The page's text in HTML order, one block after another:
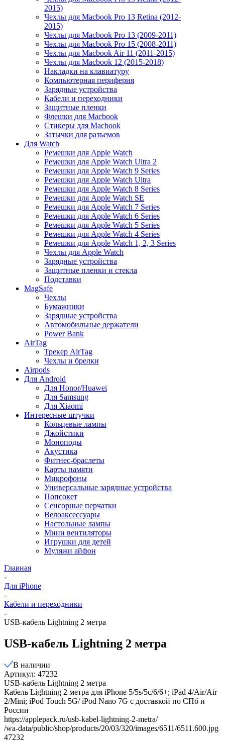
2015)
Чехлы для Macbook Pro 13 Retina (2012-
2015)
Чехлы для Macbook Pro 13 (2009-2011)
Чехлы для Macbook Pro 15 (2008-2011)
Чехлы для Macbook Air 11 (2011-2015)
Чехлы для Macbook 12 (2015-2018)
Накладки на клавиатуру
Компьютерная периферия
Зарядные устройства
Кабели и переходники
Защитные пленки
Флешки для Macbook
Стикеры для Macbook
Затычки для разъемов
Для Watch
Ремешки для Apple Watch
Ремешки для Apple Watch Ultra 2
Ремешки для Apple Watch 9 Series
Ремешки для Apple Watch Ultra
Ремешки для Apple Watch 8 Series
Ремешки для Apple Watch SE
Ремешки для Apple Watch 7 Series
Ремешки для Apple Watch 6 Series
Ремешки для Apple Watch 5 Series
Ремешки для Apple Watch 4 Series
Ремешки для Apple Watch 1, 2, 3 Series
Чехлы для Apple Watch
Зарядные устройства
Защитные пленки и стекла
Подставки
MagSafe
Чехлы
Бумажники
Зарядные устройства
Автомобильные держатели
Power Bank
AirTag
Трекер AirTag
Чехлы и брелки
Airpods
Для Android
Для Honor/Huawei
Для Samsung
Для Xiaomi
Интересные штучки
Кольцевые лампы
Джойстики
Моноподы
Акустика
Фитнес-браслеты
Карты памяти
Микрофоны
Универсальные зарядные устройства
Попсокет
Сенсорные перчатки
Велоаксессуары
Настольные лампы
Мини вентиляторы
Игрушки для детей
Муляжи айфон
Главная
-
Для iPhone
-
Кабели и переходники
-
USB-кабель Lightning 2 метра
USB-кабель Lightning 2 метра
В наличии
Артикул: 47232
USB-кабель Lightning 2 метра
Кабель Lightning 2 метра для iPhone 5/5s/5c/6/6+; iPad 4/Air/Air
2/Mini; iPod Touch 5G/ iPod Nano 7G с доставкой по СПб и
России
https://applepack.ru/usb-kabel-lightning-2-metra/
/wa-data/public/shop/products/20/03/320/images/6511/6511.600.jpg
47232